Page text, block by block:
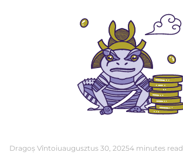
Dragoș Vîntoiuaugusztus 30, 20254 minutes read